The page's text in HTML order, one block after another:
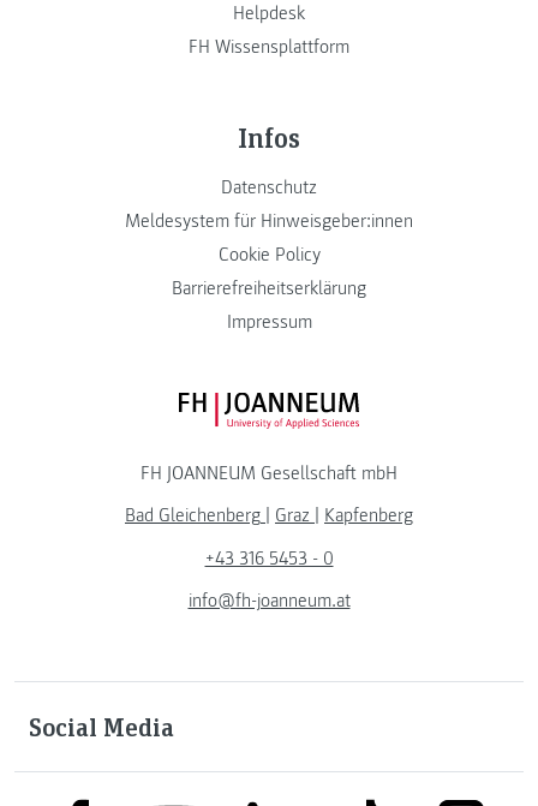
Helpdesk
FH Wissensplattform
Infos
Datenschutz
Meldesystem für Hinweisgeber:innen
Cookie Policy
Barrierefreiheitserklärung
Impressum
FH JOANNEUM Logo
FH JOANNEUM Gesellschaft mbH
Bad Gleichenberg
Graz
Kapfenberg
+43 316 5453 - 0
info@fh-joanneum.at
Social Media